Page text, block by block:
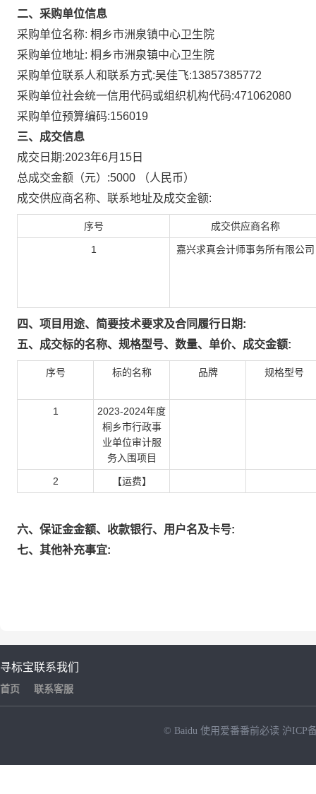
二、采购单位信息
采购单位名称: 桐乡市洲泉镇中心卫生院
采购单位地址: 桐乡市洲泉镇中心卫生院
采购单位联系人和联系方式:吴佳飞:13857385772
采购单位社会统一信用代码或组织机构代码:471062080
采购单位预算编码:156019
三、成交信息
成交日期:2023年6月15日
总成交金额（元）:5000 （人民币）
成交供应商名称、联系地址及成交金额:
序号 成交供应商名称
1 嘉兴求真会计师事务所有限公司
四、项目用途、简要技术要求及合同履行日期:
五、成交标的名称、规格型号、数量、单价、成交金额:
序号 标的名称 品牌 规格型号
1
2023-2024年度
桐乡市行政事
业单位审计服
务入围项目
2 【运费】
六、保证金金额、收款银行、用户名及卡号:
七、其他补充事宜:
寻标宝
首页
联系我们
联系客服
© Baidu 使用爱番番前必读 沪ICP